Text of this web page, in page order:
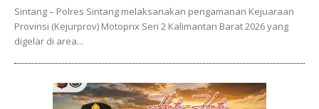
Sintang – Polres Sintang melaksanakan pengamanan Kejuaraan
Provinsi (Kejurprov) Motoprix Seri 2 Kalimantan Barat 2026 yang
digelar di area...